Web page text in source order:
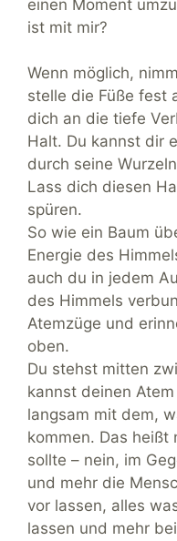
einen Moment
ist mit mir?
Wenn möglich,
stelle die Füße fest
dich an die tiefe
Halt. Du kannst dir
durch seine
Lass dich diesen
spüren.
So wie ein Baum
Energie des
auch du in jedem
des Himmels
Atemzüge und
oben.
Du stehst mitten
kannst deinen
langsam mit dem,
kommen. Das heißt
sollte – nein, im
und mehr die
vor lassen, alles
lassen und mehr